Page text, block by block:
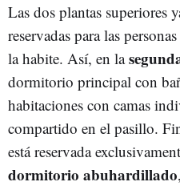
Las dos plantas superiores
reservadas para las
la habite. Así, en la
dormitorio principal con
habitaciones con camas
compartido en el pasillo.
está reservada
dormitorio abuhardillado